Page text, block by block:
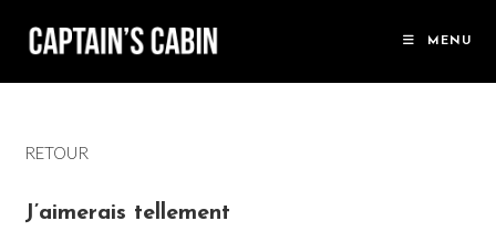
MENU
RETOUR
J’aimerais tellement